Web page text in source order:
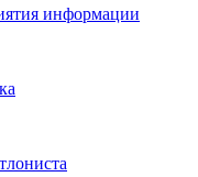
информации